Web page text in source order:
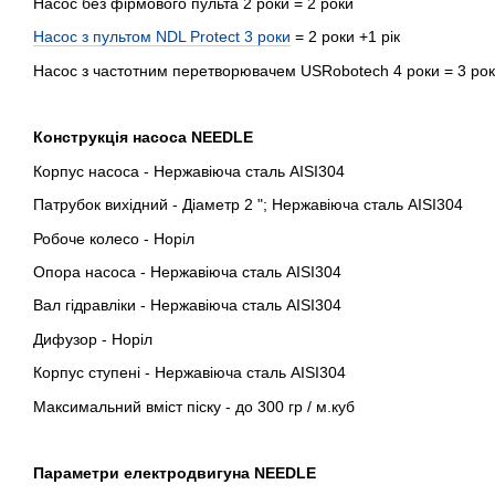
Насос з пультом NDL Protect 3 роки = 2 роки +1 рік
Насос з частотним перетворювачем USRobotech 4 роки = 3
Конструкція насоса NEEDLE
Корпус насоса - Нержавіюча сталь AISI304
Патрубок вихідний - Діаметр 2 "; Нержавіюча сталь AISI304
Робоче колесо - Норіл
Опора насоса - Нержавіюча сталь AISI304
Вал гідравліки - Нержавіюча сталь AISI304
Дифузор - Норіл
Корпус ступені - Нержавіюча сталь AISI304
Максимальний вміст піску - до 300 гр / м.куб
Параметри електродвигуна NEEDLE